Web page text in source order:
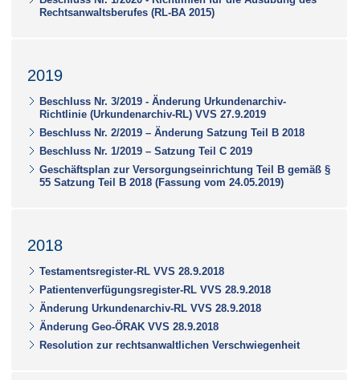
Rechtsanwaltsberufes (RL-BA 2015)
2019
Beschluss Nr. 3/2019 - Änderung Urkundenarchiv-
Richtlinie (Urkundenarchiv-RL) VVS 27.9.2019
Beschluss Nr. 2/2019 – Änderung Satzung Teil B 2018
Beschluss Nr. 1/2019 – Satzung Teil C 2019
Geschäftsplan zur Versorgungseinrichtung Teil B gemäß §
55 Satzung Teil B 2018 (Fassung vom 24.05.2019)
2018
Testamentsregister-RL VVS 28.9.2018
Patientenverfügungsregister-RL VVS 28.9.2018
Änderung Urkundenarchiv-RL VVS 28.9.2018
Änderung Geo-ÖRAK VVS 28.9.2018
Resolution zur rechtsanwaltlichen Verschwiegenheit